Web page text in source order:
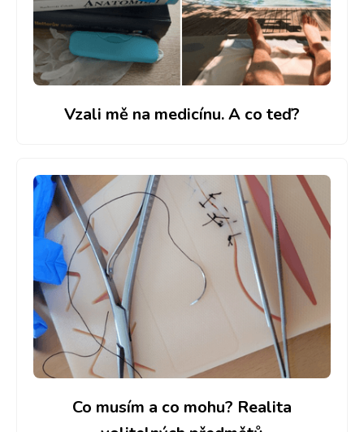
Vzali mě na medicínu. A co teď?
Co musím a co mohu? Realita